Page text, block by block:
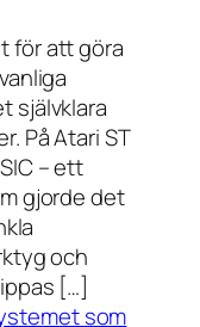
för att göra
självklara
På Atari ST
– ett
gjorde det
och
[…]
som